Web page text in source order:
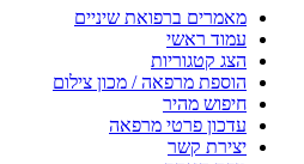
מאמרים ברפואת שיניים
עמוד ראשי
הצג קטגוריות
הוספת מרפאה / מכון צילום
חיפוש מהיר
עדכון פרטי מרפאה
יצירת קשר